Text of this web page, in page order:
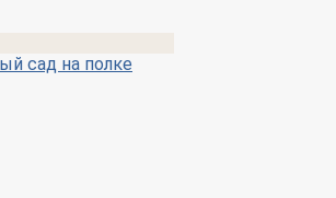
сад на полке